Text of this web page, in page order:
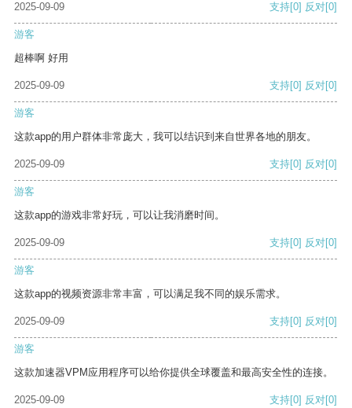
2025-09-09 支持[0] 反对[0]
游客
超棒啊 好用
2025-09-09 支持[0] 反对[0]
游客
这款app的用户群体非常庞大，我可以结识到来自世界各地的朋友。
2025-09-09 支持[0] 反对[0]
游客
这款app的游戏非常好玩，可以让我消磨时间。
2025-09-09 支持[0] 反对[0]
游客
这款app的视频资源非常丰富，可以满足我不同的娱乐需求。
2025-09-09 支持[0] 反对[0]
游客
这款加速器VPM应用程序可以给你提供全球覆盖和最高安全性的连接。
2025-09-09 支持[0] 反对[0]